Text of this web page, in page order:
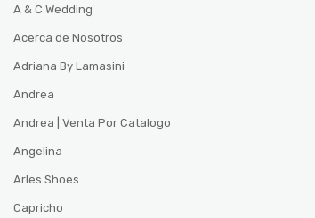
A & C Wedding
Acerca de Nosotros
Adriana By Lamasini
Andrea
Andrea | Venta Por Catalogo
Angelina
Arles Shoes
Capricho